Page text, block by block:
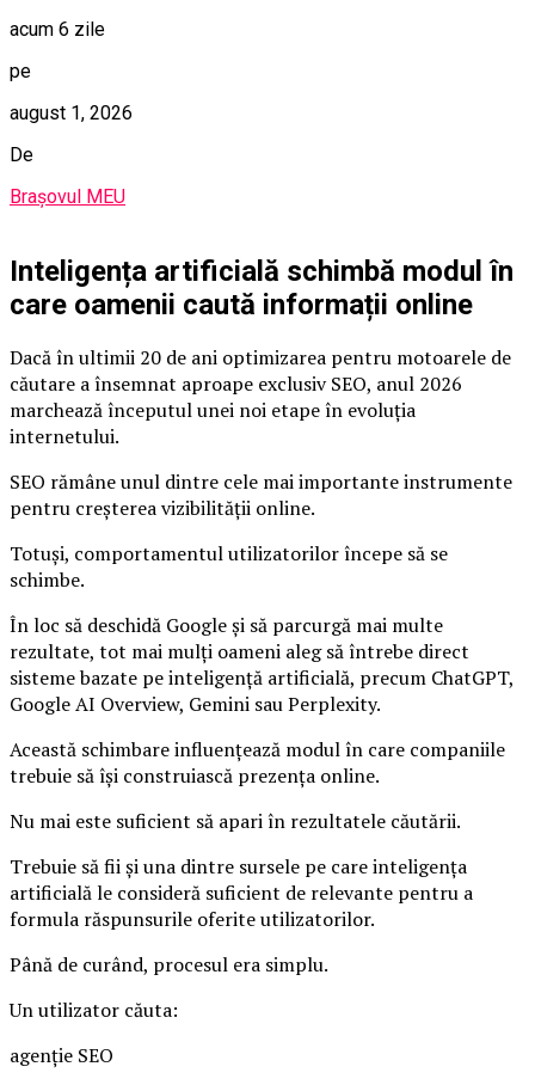
acum 6 zile
pe
august 1, 2026
De
Brașovul MEU
Inteligența artificială schimbă modul în
care oamenii caută informații online
Dacă în ultimii 20 de ani optimizarea pentru motoarele de
căutare a însemnat aproape exclusiv SEO, anul 2026
marchează începutul unei noi etape în evoluția
internetului.
SEO rămâne unul dintre cele mai importante instrumente
pentru creșterea vizibilității online.
Totuși, comportamentul utilizatorilor începe să se
schimbe.
În loc să deschidă Google și să parcurgă mai multe
rezultate, tot mai mulți oameni aleg să întrebe direct
sisteme bazate pe inteligență artificială, precum ChatGPT,
Google AI Overview, Gemini sau Perplexity.
Această schimbare influențează modul în care companiile
trebuie să își construiască prezența online.
Nu mai este suficient să apari în rezultatele căutării.
Trebuie să fii și una dintre sursele pe care inteligența
artificială le consideră suficient de relevante pentru a
formula răspunsurile oferite utilizatorilor.
Până de curând, procesul era simplu.
Un utilizator căuta:
agenție SEO